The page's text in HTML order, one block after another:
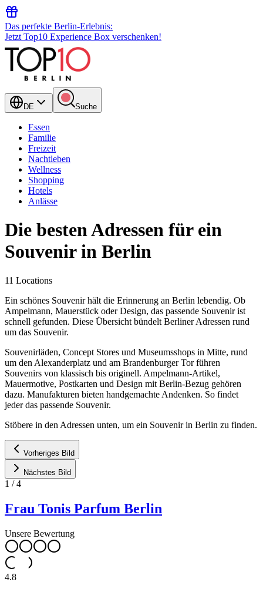
Das perfekte Berlin-Erlebnis:
Jetzt Top10 Experience Box verschenken!
DE Suche
Essen
Familie
Freizeit
Nachtleben
Wellness
Shopping
Hotels
Anlässe
Die besten Adressen für ein
Souvenir in Berlin
11 Locations
Ein schönes Souvenir hält die Erinnerung an Berlin lebendig. Ob
Ampelmann, Mauerstück oder Design, das passende Souvenir ist
schnell gefunden. Diese Übersicht bündelt Berliner Adressen rund
um das Souvenir.
Souvenirläden, Concept Stores und Museumsshops in Mitte, rund
um den Alexanderplatz und am Brandenburger Tor führen
Souvenirs von klassisch bis originell. Ampelmann-Artikel,
Mauermotive, Postkarten und Design mit Berlin-Bezug gehören
dazu. Manufakturen bieten handgemachte Andenken. So findet
jeder das passende Souvenir.
Stöbere in den Adressen unten, um ein Souvenir in Berlin zu finden.
Vorheriges Bild
Nächstes Bild
1 /4
Frau Tonis Parfum Berlin
Unsere Bewertung
4.8